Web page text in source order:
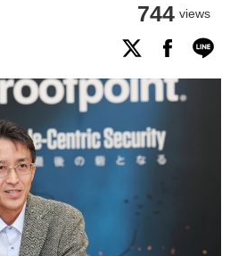
744 views